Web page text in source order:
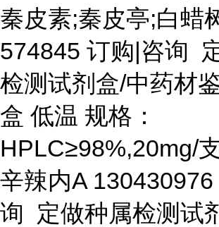
秦皮素;秦皮亭;白蜡
574845 订购|咨询
检测试剂盒/中药材
盒 低温 规格：
HPLC≥98%,20mg/
辛辣内A
询 定做种属检测试